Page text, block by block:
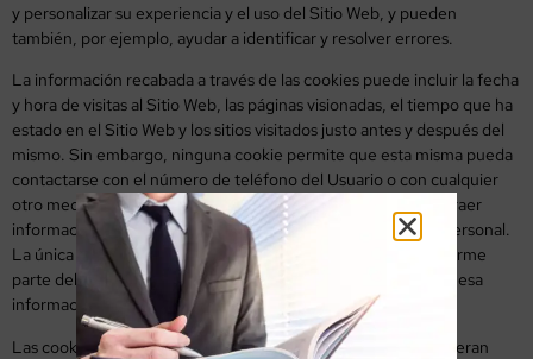
y personalizar su experiencia y el uso del Sitio Web, y pueden
también, por ejemplo, ayudar a identificar y resolver errores.
La información recabada a través de las cookies puede incluir la fecha
y hora de visitas al Sitio Web, las páginas visionadas, el tiempo que ha
estado en el Sitio Web y los sitios visitados justo antes y después del
mismo. Sin embargo, ninguna cookie permite que esta misma pueda
contactarse con el número de teléfono del Usuario o con cualquier
otro medio de contacto personal. Ninguna cookie puede extraer
información del disco duro del Usuario o robar información personal.
La única manera de que la información privada del Usuario forme
parte del archivo Cookie es que el usuario dé personalmente esa
información al servidor.
Las cookies que permiten identificar a una persona se consideran